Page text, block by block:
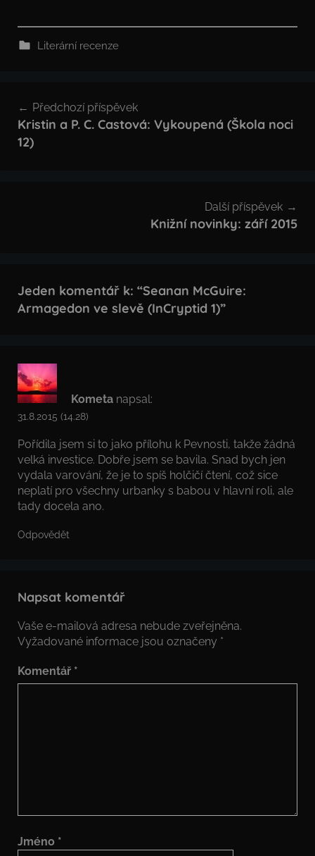
Literární recenze
pro
příspěvek
Předchozí příspěvek
Kristin a P. C. Castová: Vykoupená (Škola noci
12)
Další příspěvek
Knižní novinky: září 2015
Jeden komentář k: “Seanan McGuire:
Armagedon ve slevě (InCryptid 1)”
Kometa napsal:
31.8.2015 (14.28)
Pořídila jsem si to jako přílohu k Pevnosti, takže žádná
velká investice. Dobře jsem se bavila. Snad bych jen
vydala varování, že je to spíš holčičí čtení, což sice
neplatí pro všechny urbanky s babou v hlavní roli, ale
tady docela ano.
Odpovědět
Napsat komentář
Vaše e-mailová adresa nebude zveřejněna.
Vyžadované informace jsou označeny *
Komentář *
Jméno *